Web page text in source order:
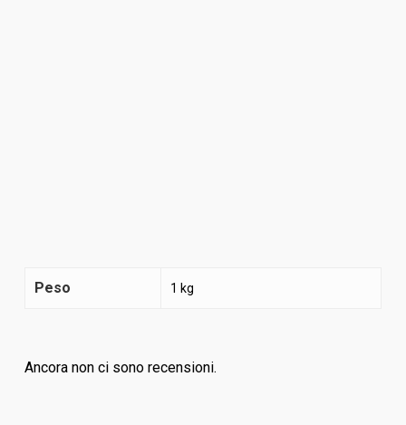
Peso 1 kg
Ancora non ci sono recensioni.